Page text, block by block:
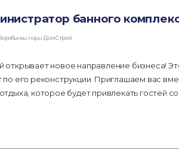
банного
горы-ДомСтрой
новое направление бизнеса!
его реконструкции. Приглашаем вас
которое будет привлекать гостей